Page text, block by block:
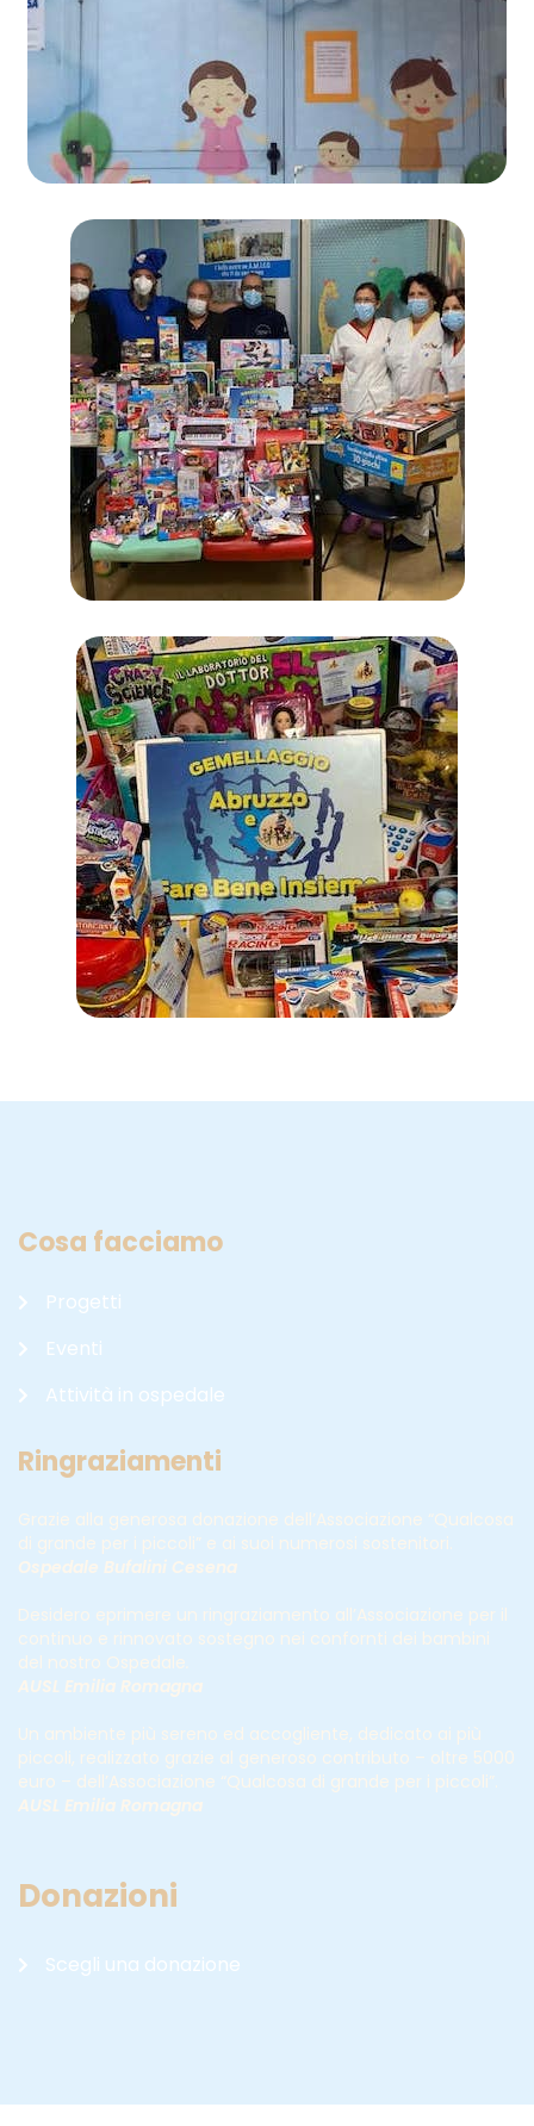
Cosa facciamo
Progetti
Eventi
Attività in ospedale
Ringraziamenti
Grazie alla generosa donazione dell’Associazione “Qualcosa
di grande per i piccoli” e ai suoi numerosi sostenitori.
Ospedale Bufalini Cesena
Desidero eprimere un ringraziamento all’Associazione per il
continuo e rinnovato sostegno nei confornti dei bambini
del nostro Ospedale
AUSL Emilia Romagna
Un ambiente più sereno ed accogliente, dedicato ai più
piccoli, realizzato grazie al generoso contributo – oltre 5000
euro – dell’Associazione “Qualcosa di grande per i piccoli”.
AUSL Emilia Romagna
Donazioni
Scegli una donazione